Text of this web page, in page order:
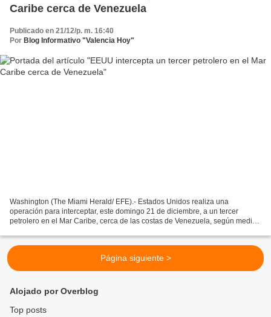
Caribe cerca de Venezuela
Publicado en 21/12/p. m. 16:40
Por Blog Informativo "Valencia Hoy"
Washington (The Miami Herald/ EFE).- Estados Unidos realiza una
operación para interceptar, este domingo 21 de diciembre, a un tercer
petrolero en el Mar Caribe, cerca de las costas de Venezuela, según medios
Página siguiente >
Alojado por Overblog
Top posts